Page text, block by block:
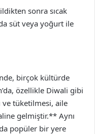
sonra sıcak
süt veya yoğurt ile
birçok kültürde
özellikle Diwali gibi
ve tüketilmesi, aile
gelmiştir.** Aynı
popüler bir yere